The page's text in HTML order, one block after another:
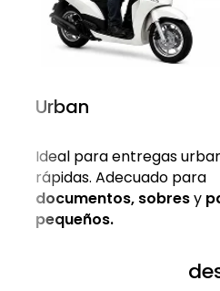
Urban
Ideal para entregas
rápidas. Adecuado para
documentos, sobresy
pequeños.